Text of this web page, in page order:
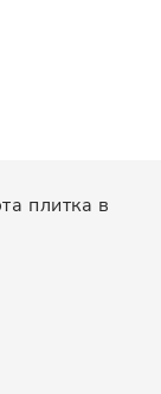
плитка в